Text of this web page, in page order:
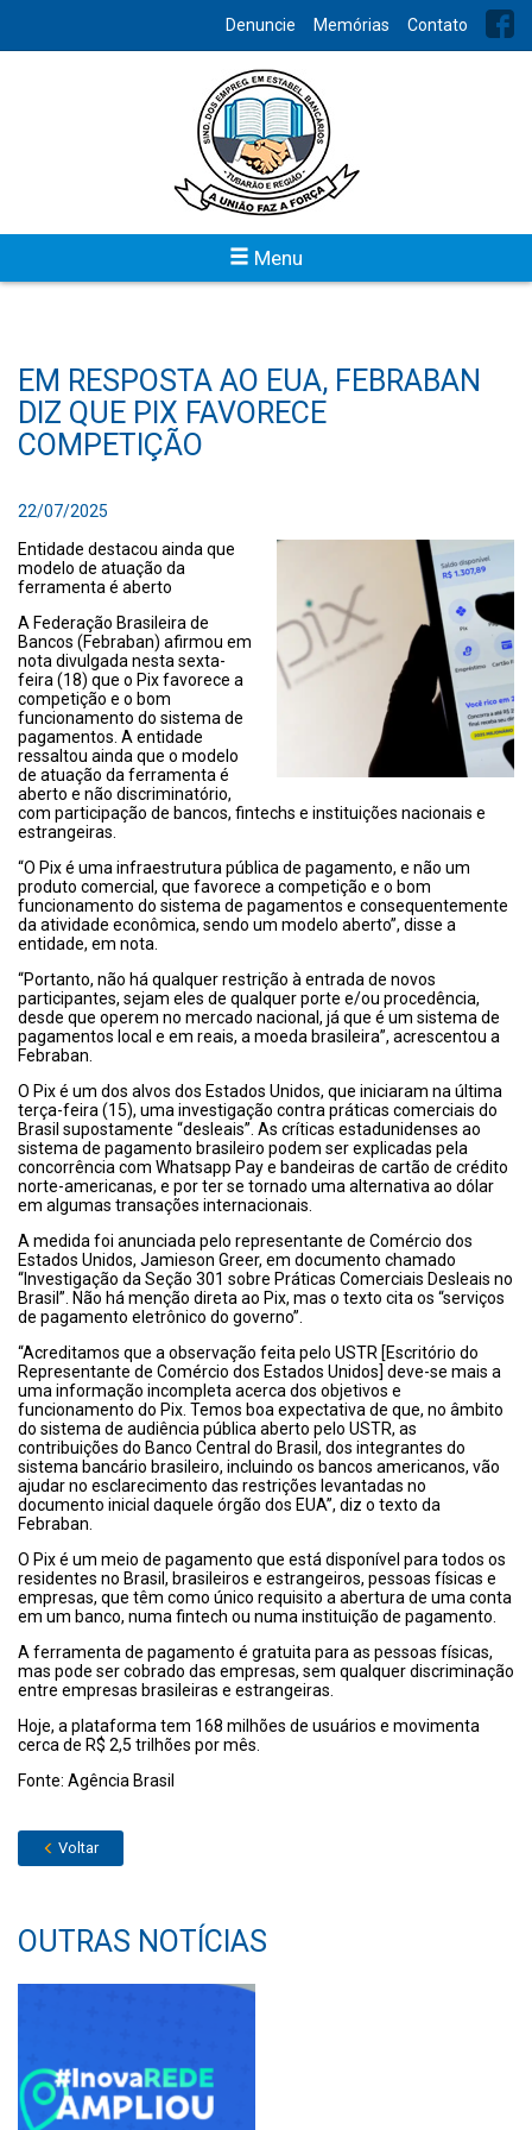
Denuncie Memórias Contato
Menu
EM RESPOSTA AO EUA, FEBRABAN
DIZ QUE PIX FAVORECE
COMPETIÇÃO
22/07/2025
Entidade destacou ainda que
modelo de atuação da
ferramenta é aberto
A Federação Brasileira de
Bancos (Febraban) afirmou em
nota divulgada nesta sexta-
feira (18) que o Pix favorece a
competição e o bom
funcionamento do sistema de
pagamentos. A entidade
ressaltou ainda que o modelo
de atuação da ferramenta é
aberto e não discriminatório,
com participação de bancos, fintechs e instituições nacionais e
estrangeiras.
“O Pix é uma infraestrutura pública de pagamento, e não um
produto comercial, que favorece a competição e o bom
funcionamento do sistema de pagamentos e consequentemente
da atividade econômica, sendo um modelo aberto”, disse a
entidade, em nota.
“Portanto, não há qualquer restrição à entrada de novos
participantes, sejam eles de qualquer porte e/ou procedência,
desde que operem no mercado nacional, já que é um sistema de
pagamentos local e em reais, a moeda brasileira”, acrescentou a
Febraban.
O Pix é um dos alvos dos Estados Unidos, que iniciaram na última
terça-feira (15), uma investigação contra práticas comerciais do
Brasil supostamente “desleais”. As críticas estadunidenses ao
sistema de pagamento brasileiro podem ser explicadas pela
concorrência com Whatsapp Pay e bandeiras de cartão de crédito
norte-americanas, e por ter se tornado uma alternativa ao dólar
em algumas transações internacionais.
A medida foi anunciada pelo representante de Comércio dos
Estados Unidos, Jamieson Greer, em documento chamado
“Investigação da Seção 301 sobre Práticas Comerciais Desleais no
Brasil”. Não há menção direta ao Pix, mas o texto cita os “serviços
de pagamento eletrônico do governo”.
“Acreditamos que a observação feita pelo USTR [Escritório do
Representante de Comércio dos Estados Unidos] deve-se mais a
uma informação incompleta acerca dos objetivos e
funcionamento do Pix. Temos boa expectativa de que, no âmbito
do sistema de audiência pública aberto pelo USTR, as
contribuições do Banco Central do Brasil, dos integrantes do
sistema bancário brasileiro, incluindo os bancos americanos, vão
ajudar no esclarecimento das restrições levantadas no
documento inicial daquele órgão dos EUA”, diz o texto da
Febraban.
O Pix é um meio de pagamento que está disponível para todos os
residentes no Brasil, brasileiros e estrangeiros, pessoas físicas e
empresas, que têm como único requisito a abertura de uma conta
em um banco, numa fintech ou numa instituição de pagamento.
A ferramenta de pagamento é gratuita para as pessoas físicas,
mas pode ser cobrado das empresas, sem qualquer discriminação
entre empresas brasileiras e estrangeiras.
Hoje, a plataforma tem 168 milhões de usuários e movimenta
cerca de R$ 2,5 trilhões por mês.
Fonte: Agência Brasil
Voltar
OUTRAS NOTÍCIAS